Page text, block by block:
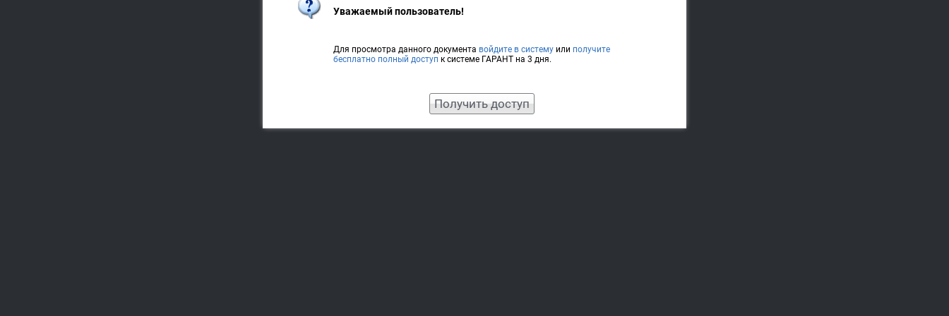
Уважаемый пользователь!
Для просмотра данного документа войдите в систему или получите
бесплатно полный доступ к системе ГАРАНТ на 3 дня.
Получить доступ